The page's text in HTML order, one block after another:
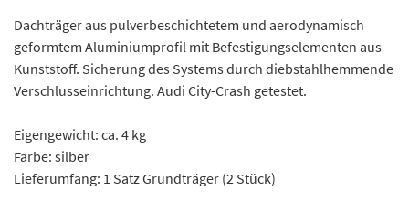
Dachträger aus pulverbeschichtetem und aerodynamisch
geformtem Aluminiumprofil mit Befestigungselementen aus
Kunststoff. Sicherung des Systems durch diebstahlhemmende
Verschlusseinrichtung. Audi City-Crash getestet.
Eigengewicht: ca. 4 kg
Farbe: silber
Lieferumfang: 1 Satz Grundträger (2 Stück)